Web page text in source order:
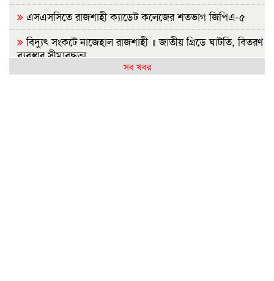
এসএসসিতে রাজশাহী ক্যাডেট কলেজের শতভাগ জিপিএ-৫
বিদ্যুৎ সংকটে নাজেহাল রাজশাহী ॥ জাতীয় গ্রিডে ঘাটতি, বিতরণ
ব্যবস্থার সীমাবদ্ধতা
সব খবর